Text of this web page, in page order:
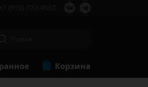
Корзина